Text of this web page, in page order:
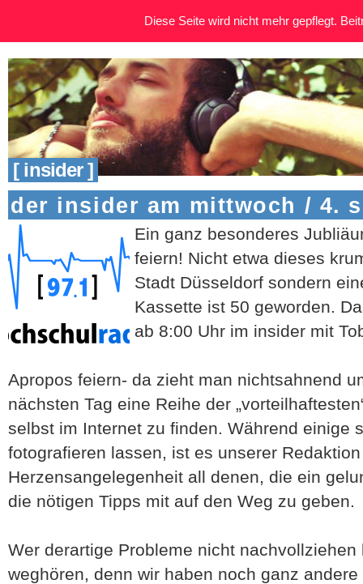
[ insider ]
der insider am mittwoch / 4.
Ein ganz besonderes
feiern! Nicht etwa dieses
Stadt Düsseldorf sondern
Kassette ist 50 geworden.
ab 8:00 Uhr im insider mit
Apropos feiern- da zieht man nichtsahnend
nächsten Tag eine Reihe der
selbst im Internet zu finden. Während einige
fotografieren lassen, ist es unserer
Herzensangelegenheit all denen, die ein
die nötigen Tipps mit auf den Weg zu geben.
Wer derartige Probleme nicht
weghören, denn wir haben noch ganz
Diese Seite wird nicht mehr gepflegt.